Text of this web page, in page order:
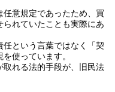
意規定であったため、買
れていたことも実際にあ
という言葉ではなく「契
使っています。
取れる法的手段が、旧民法